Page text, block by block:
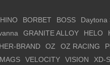
BORBET BOSS Daytona
GRANITE ALLOY HELO
BRAND OZ OZ RACING
VELOCITY VISION XD-